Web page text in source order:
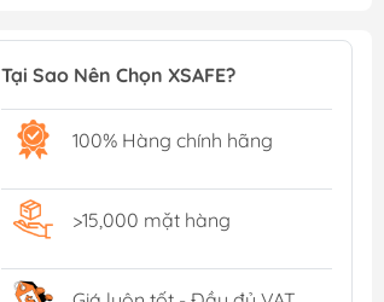
Tại Sao Nên Chọn XSAFE?
100% Hàng chính hãng
>15,000 mặt hàng